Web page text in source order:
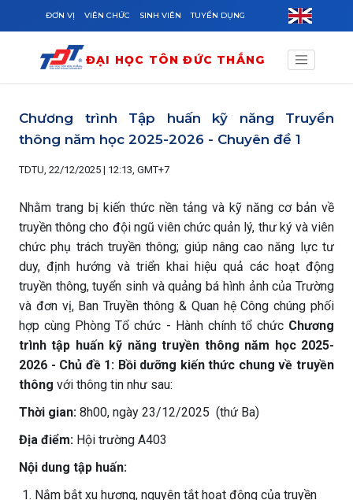
Skip to main content
ĐƠN VỊ VIÊN CHỨC SINH VIÊN TUYỂN DỤNG
ĐẠI HỌC TÔN ĐỨC THẮNG
Chương trình Tập huấn kỹ năng Truyền
thông năm học 2025-2026 - Chuyên đề 1
TDTU, 22/12/2025 | 12:13, GMT+7
Nhằm trang bị kiến thức nền tảng và kỹ năng cơ bản về
truyền thông cho đội ngũ viên chức quản lý, thư ký và viên
chức phụ trách truyền thông; giúp nâng cao năng lực tư
duy, định hướng và triển khai hiệu quả các hoạt động
truyền thông, tuyển sinh và quảng bá hình ảnh của Trường
và đơn vị, Ban Truyền thông & Quan hệ Công chúng phối
hợp cùng Phòng Tổ chức - Hành chính tổ chức Chương
trình tập huấn kỹ năng truyền thông năm học 2025-
2026 - Chủ đề 1: Bồi dưỡng kiến thức chung về truyền
thông với thông tin như sau:
Thời gian: 8h00, ngày 23/12/2025 (thứ Ba)
Địa điểm: Hội trường A403
Nội dung tập huấn:
Nắm bắt xu hương, nguyên tắt hoạt động của truyền